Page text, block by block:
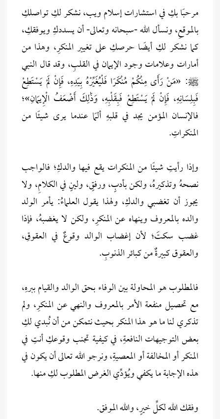
مرحبًا بكِ في استشارات إسلام ويب، نشكر لكِ تواصلكِ
بالموقعِ، ونسأل الله -سبحانه وتعالى- أن يسددكِ ويوفقكِ،
كما نشكر لكِ أيضًا حرصكِ على تغيير المنكرِ، وهذا من
أمارات وعلامات وجود الإيمان في القلبِ، وقد قال النبي
ﷺ: «مَنْ رَأَى مِنْكُمْ مُنْكَرًا فَلْيُغَيِّرْهُ بِيَدِهِ، فَإِنْ لَمْ يَسْتَطِعْ
فَبِلِسَانِهِ، فَإِنْ لَمْ يَسْتَطِعْ فَبِقَلْبِهِ، وَذَٰلِكَ أَضْعَفُ الْإِيمَانِ»؛
فالإنسان المؤمن يجد في قلبهِ ألمًا عندما يرى شيئًا من
المنكراتِ.
وإذا رأيتِ شيئًا من المنكرات يقع فيها والدكِ؛ فالواجب
نصحهُ وتذكيرهُ، ولكن بأدبٍ، ورفقٍ، ولينٍ في الكلامِ، ولا
يجوز أن تغضبي والدكِ، ولهذا يقول العلماءُ: يأمر الولد
والده بالمعروف وينهاه عن المنكرِ، ولكن لا يغضبهُ، فإذا
غضب سكتَ؛ لأن إغضاب الوالد وقوعٌ في العقوقِ،
والعقوق كبيرةٌ من كبائر الذنوبِ.
فالمطلوب هو المحاولة بين الوفاء بحق الوالد والقيام ببرهِ،
مع تحصيل منفعة الأمر بالمعروف والنهي عن المنكرِ، ولم
تذكري لنا ما هو هذا المنكر بحيث نتمكن من أن نُبدي لكِ
بعض التوجيهات النافعةِ، في كيفية تجنب وقوعكِ أنتِ في
المنكر أو المخالفة أو المعصيةِ، ونرجو الله تعالى أن يكون في
هذه الإجابة ما يكفي ويُؤدِّي الغرض المطلوب لكِ منها.
وفقك الله لكلِّ خيرٍ، والله الموفق.